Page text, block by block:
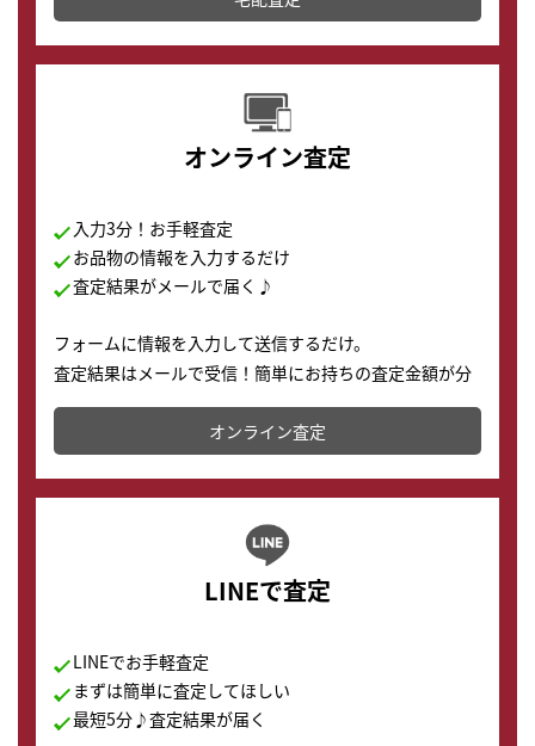
す。
オンライン査定
入力3分！お手軽査定
お品物の情報を入力するだけ
査定結果がメールで届く♪
フォームに情報を入力して送信するだけ。
査定結果はメールで受信！簡単にお持ちの査定金額が分
かります。
オンライン査定
LINEで査定
LINEでお手軽査定
まずは簡単に査定してほしい
最短5分♪査定結果が届く